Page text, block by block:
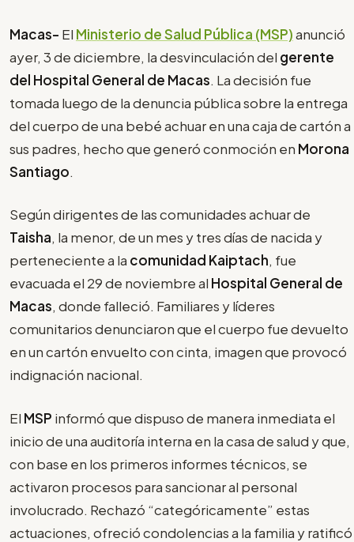
Macas- El Ministerio de Salud Pública (MSP)anunció
ayer, 3 de diciembre, la desvinculación del gerente
del Hospital General de Macas. La decisión fue
tomada luego de la denuncia pública sobre la entrega
del cuerpo de una bebé achuar en una caja de cartón a
sus padres, hecho que generó conmoción en Morona
Santiago.
Según dirigentes de las comunidades achuar de
Taisha, la menor, de un mes y tres días de nacida y
perteneciente a la comunidad Kaiptach, fue
evacuada el 29 de noviembre al Hospital General de
Macas, donde falleció. Familiares y líderes
comunitarios denunciaron que el cuerpo fue devuelto
en un cartón envuelto con cinta, imagen que provocó
indignación nacional.
El MSP informó que dispuso de manera inmediata el
inicio de una auditoría interna en la casa de salud y que,
con base en los primeros informes técnicos, se
activaron procesos para sancionar al personal
involucrado. Rechazó “categóricamente” estas
actuaciones, ofreció condolencias a la familia y ratificó